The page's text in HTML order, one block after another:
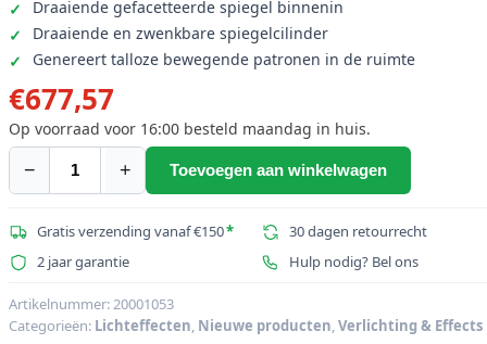
Draaiende gefacetteerde spiegel binnenin
Draaiende en zwenkbare spiegelcilinder
Genereert talloze bewegende patronen in de ruimte
€677,57
Op voorraad voor 16:00 besteld maandag in huis.
−
EUROLITE
2x
LED
80
Beam
+ Toevoegen aan winkelwagen
Gratis verzending vanaf €150*
30 dagen retourrecht
2 jaar garantie
Hulp nodig? Bel ons
Artikelnummer:20001053
Categorieën: Lichteffecten, Nieuwe producten,Verlichting & Effects